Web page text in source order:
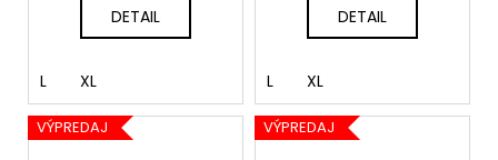
DETAIL
L XL
DETAIL
L XL
VÝPREDAJ VÝPREDAJ